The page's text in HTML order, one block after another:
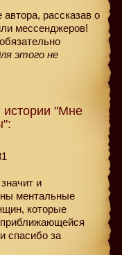
рассказав о
мессенджеров!
этого не
истории "Мне
и
ментальные
которые
спасибо за